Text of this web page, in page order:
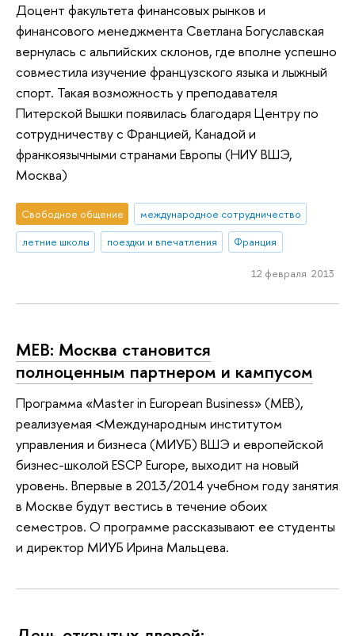
Доцент факультета финансовых рынков и
финансового менеджмента Светлана Богуславская
вернулась с альпийских склонов, где вполне успешно
совместила изучение французского языка и лыжный
спорт. Такая возможность у преподавателя
Питерской Вышки появилась благодаря Центру по
сотрудничеству с Францией, Канадой и
франкоязычными странами Европы (НИУ ВШЭ,
Москва)
Свободное общение
международное сотрудничество
летние школы
поездки и впечатления Франция
12 февраля 2013
MEB: Москва становится
полноценным партнером и кампусом
Программа «Master in European Business» (MEB),
реализуемая <Международным институтом
управления и бизнеса (МИУБ) ВШЭ и европейской
бизнес-школой ESCP Europe, выходит на новый
уровень. Впервые в 2013/2014 учебном году занятия
в Москве будут вестись в течение обоих
семестров. О программе рассказывают ее студенты
и директор МИУБ Ирина Мальцева.